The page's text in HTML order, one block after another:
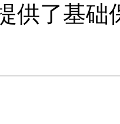
供了基础